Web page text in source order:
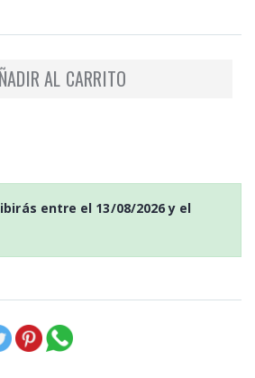
AL CARRITO
entre el 13/08/2026y el